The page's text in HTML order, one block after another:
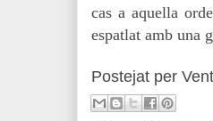
cas a aquella
espatlat amb una
Postejat per